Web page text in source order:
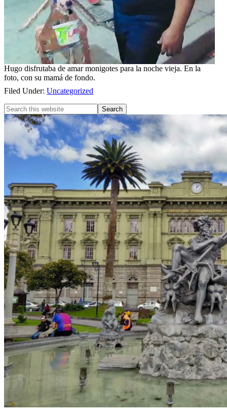
Hugo disfrutaba de amar monigotes para la noche vieja. En la
foto, con su mamá de fondo.
Filed Under: Uncategorized